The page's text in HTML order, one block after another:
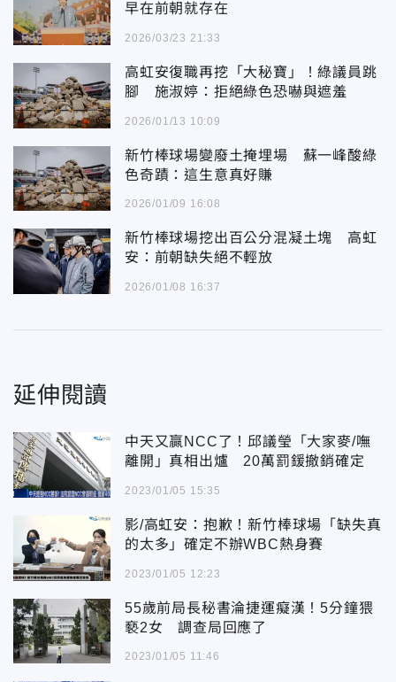
早在前朝就存在
2026/03/23 21:33
高虹安復職再挖「大秘寶」！綠議員跳
腳 施淑婷：拒絕綠色恐嚇與遮羞
2026/01/13 10:09
新竹棒球場變廢土掩埋場 蘇一峰酸綠
色奇蹟：這生意真好賺
2026/01/09 16:08
新竹棒球場挖出百公分混凝土塊 高虹
安：前朝缺失絕不輕放
2026/01/08 16:37
延伸閱讀
中天又贏NCC了！邱議瑩「大家麥/嘸
離開」真相出爐 20萬罰鍰撤銷確定
2023/01/05 15:35
影/高虹安：抱歉！新竹棒球場「缺失真
的太多」確定不辦WBC熱身賽
2023/01/05 12:23
55歲前局長秘書淪捷運癡漢！5分鐘猥
褻2女 調查局回應了
2023/01/05 11:46